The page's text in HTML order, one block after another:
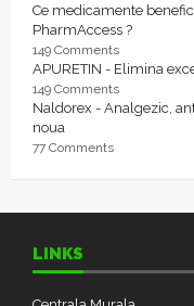
Ce medicamente
PharmAccess ?
149 Comments
APURETIN - Elimina
149 Comments
Naldorex - Analgezic,
noua
77 Comments
LINKS